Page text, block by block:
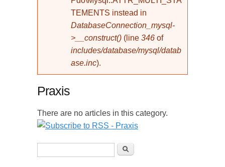
TEMENTS instead in
DatabaseConnection_mysql-
>__construct() (line 346 of
includes/database/mysql/datab
ase.inc).
Praxis
There are no articles in this category.
Suche